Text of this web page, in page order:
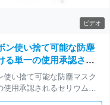
ビデオ
ン使い捨て可能な防塵
る単一の使用承認され
使い捨て可能な防塵マスク
使用承認されるセリウムだ
なアルミニウム鼻クリップ